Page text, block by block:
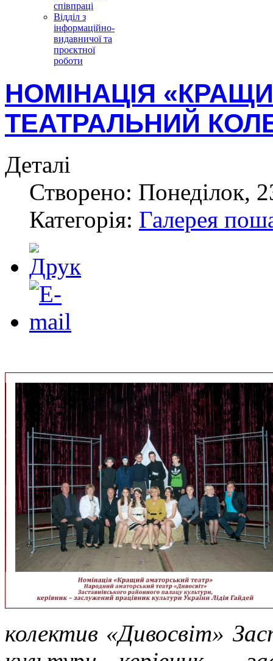
співпраці
Відділ з
інформаційно-
видавничої та
проєктної
роботи
НОМІНАЦІЯ
ТЕАТРАЛЬНИЙ
Деталі
Створено: Понеділок,
Категорія: Галерея
колектив «Дивосвіт»